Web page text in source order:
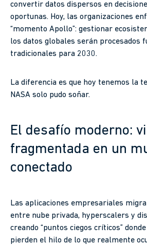
convertir datos dispersos en
oportunas. Hoy, las organizaciones
“momento Apollo”: gestionar
los datos globales serán procesados
tradicionales para 2030.
La diferencia es que hoy tenemos la
NASA solo pudo soñar.
El desafío moderno:
fragmentada en un
conectado
Las aplicaciones empresariales
entre nube privada, hyperscalers y
creando “puntos ciegos críticos”
pierden el hilo de lo que realmente